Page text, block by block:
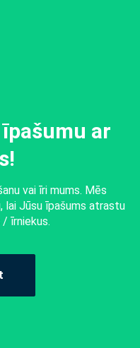
ar
vai īri mums. Mēs
lai Jūsu īpašums atrastu
/ īrniekus.